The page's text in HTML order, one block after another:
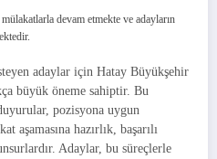
devam etmekte ve adayların
adaylar için Hatay Büyükşehir
büyük öneme sahiptir. Bu
pozisyona uygun
aşamasına hazırlık, başarılı
Adaylar, bu süreçlerle